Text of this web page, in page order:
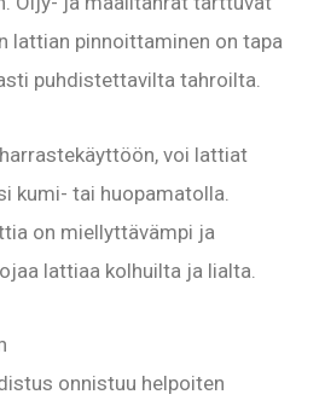
lattian pinnoittaminen on tapa
puhdistettavilta tahroilta.
voi lattiat
kumi- tai huopamatolla.
on miellyttävämpi ja
lattiaa kolhuilta ja lialta.
onnistuu helpoiten